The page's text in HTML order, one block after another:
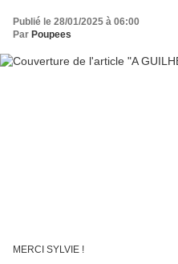
Publié le 28/01/2025 à 06:00
Par Poupees
MERCI SYLVIE !